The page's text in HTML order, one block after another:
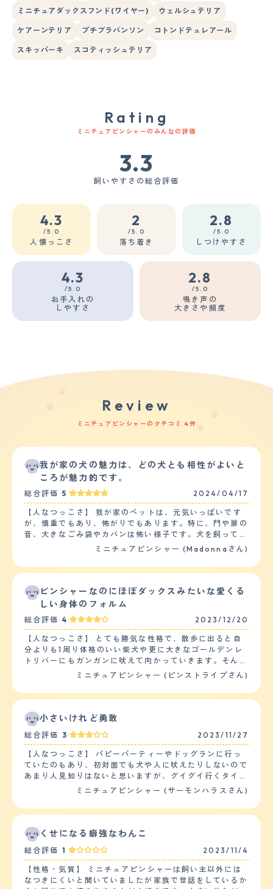
ミニチュアダックスフンド(ワイヤー) ウェルシュテリア
ケアーンテリア プチブラバンソン コトンドテュレアール
スキッパーキ スコティッシュテリア
Rating
ミニチュアピンシャーのみんなの評価
3.3
飼いやすさの総合評価
4.3
/5.0
人懐っこさ
2
/5.0
落ち着き
2.8
/5.0
しつけやすさ
4.3
/5.0
お手入れの
しやすさ
2.8
/5.0
鳴き声の
大きさや頻度
Review
ミニチュアピンシャーのクチコミ 4件
我が家の犬の魅力は、どの犬とも相性がよいと
ころが魅力的です。
総合評価 5 2024/04/17
【人なつっこさ】 我が家のペットは、元気いっぱいです
が、慎重でもあり、怖がりでもあります。特に、門や扉の
音、大きなごみ袋やカバンは怖い様子です。犬を飼ってい
る人には人懐っこいですが、犬を飼っていない人にはなか
い人は特に怖がります。又、子供は基本的には嫌がりま
ペットととの相性はよく、大きい犬、小さい犬関係なくど
のペットともよく遊びます。特に、大きい犬との相性がよ
ますが、一人で家でお留守番してるときは、特にいたずら
したりせず、静かに過ごすことができます。家に誰かがい
る場合は、遊んでほしくあらゆるおもちゃ(ぬいぐるみ)を
持ってきてみたり、近くに来ては手で私もしくは夫の腕を
叩いてみたりと落ち着きなくあらゆる形でアピールしてい
座りからこちらがO.Kサインを出すまで食べないようにし
つけをしています。散歩の際は、犬の公園内でおもちゃ
(ボールや木の)を投げて取りに行ったら持ってくる、そし
て、こちら側に渡すという訓練を常にしています。 散歩
の回数は2回、1時間ほどです。他の犬と犬の公園で遊ばせ
たり、散歩をしています。我が家は庭があり、又、山が近
いので庭で遊ばせたり、山に散歩に行ったりもしているの
で運動量は1日、多い方になります。 【お手入れ】 毛の長
さは短いです。シャンプーは月1でしています。ブラッシ
割りと多くいです。短いので目立ちませんが、犬のクッシ
せん。 健康はいい方ですが、植物のアレルギーもちで
す。春になると目から涙がでやすくなり、雑草が高く生え
ているところは歩かせないように気を付けています。ま
た、獣医さんに勧められた目薬(漢方のようなもの)を入れ
ています。年に1回は、健康診断をしています。投薬は、
予防接種をしています。 【鳴き声】 鳴き声は、割りと大
ミニチュアピンシャー (Madonnaさん)
ピンシャーなのにほぼダックスみたいな愛くる
しい身体のフォルム
総合評価 4 2023/12/20
【人なつっこさ】 とても勝気な性格で、散歩に出ると自
分よりも1周り体格のいい柴犬や更に大きなゴールデンレ
トリバーにもガンガンに吠えて向かっていきます。そんな
豪快な部分は家にいる時でも仕草の節々に随所に見られ、
動している事が多いのですが、突然段ボールハウスの上に
る事もしばしば。 一方で平常心モードの時は非常に人懐
っこく、身体を撫でてあげると幸せそうなまったり顔で身
を預けてくるのでそんなギャップにいつも心を射抜かれて
ん。（笑） 夜中に急に吠え出したりすることもあるの
で、多分自分の中での何かスイッチが入ってしまうと一気
に闘争モードになるのだと思います。特に散歩中に遭った
事のない他の飼い犬にあった時はそれはもう大変で、何回
が…… 【しつけやすさ】 しつけの中で一番大事といって
もいいトイレに関しては、全く苦戦する事無く飼ってから
1ヶ月もかからない内に覚えてくれました。 ただ、上下関
係を人間の方が上だと覚えさせるのは結構難しいかもしれ
ません。というのも、私自身は未だに腕に巻きつかれてマ
ウンティングをされる事もしょっちゅうなので。 【お手
入れ】 毛の長さは夏冬で変わるのですが、冬毛は中指の
ミニチュアピンシャー (ピンストライプさん)
小さいけれど勇敢
総合評価 3 2023/11/27
【人なつっこさ】 パピーパーティーやドッグランに行っ
ていたのもあり、初対面でも犬や人に吠えたりしないので
あまり人見知りはないと思いますが、グイグイ行くタイプ
ではないです。 散歩中も、すれ違いざまに吠えてくる犬
ようで、ドッグランでしつこくクンクン嗅がれていると、
追ってくる犬に対しては怒って吠えることがあります。
人間でも、グイグイくる人に対しては避けてる感じがしま
す。 【落ち着き】 他の犬種と比べ、身軽だからか、ぴょ
んぴょんと飛び跳ねる動きが多い気がします。 ドッグラ
ンでも、ずっと走っていられるので、普段散歩だけだと体
力が有り余っているのがわかります。 走っている姿は、
ミニチュアピンシャー (サーモンハラスさん)
くせになる癖強なわんこ
総合評価 1 2023/11/4
【性格・気質】 ミニチュアピンシャーは飼い主以外には
なつきにくいと聞いていましたが家族で世話をしているか